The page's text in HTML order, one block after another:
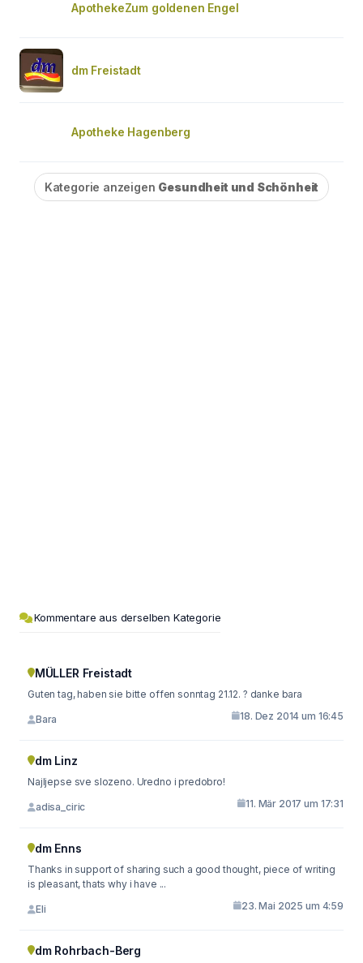
ApothekeZum goldenen Engel
dm Freistadt
Apotheke Hagenberg
Kategorie anzeigen Gesundheit und Schönheit
Kommentare aus derselben Kategorie
MÜLLER Freistadt
Guten tag, haben sie bitte offen sonntag 21.12. ? danke bara
Bara 18. Dez 2014 um 16:45
dm Linz
Najljepse sve slozeno. Uredno i predobro!
adisa_ciric 11. Mär 2017 um 17:31
dm Enns
Thanks in support of sharing such a good thought, piece of writing
is pleasant, thats why i have ...
Eli 23. Mai 2025 um 4:59
dm Rohrbach-Berg